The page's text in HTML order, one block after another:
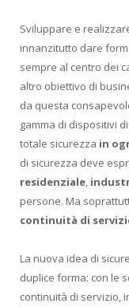
Sviluppare e
innanzitutto dare
sempre al centro dei
altro obiettivo di
da questa
gamma di dispositivi
totale sicurezza in
di sicurezza deve
residenziale,
persone. Ma
continuità di
La nuova idea di
duplice forma: con le
continuità di servizio,